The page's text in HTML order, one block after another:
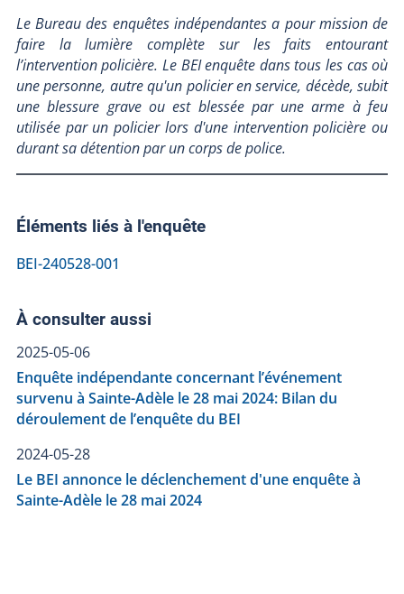
Le Bureau des enquêtes indépendantes a pour mission de
faire la lumière complète sur les faits entourant
l’intervention policière. Le BEI enquête dans tous les cas où
une personne, autre qu'un policier en service, décède, subit
une blessure grave ou est blessée par une arme à feu
utilisée par un policier lors d'une intervention policière ou
durant sa détention par un corps de police.
Éléments liés à l'enquête
BEI-240528-001
À consulter aussi
2025-05-06
Enquête indépendante concernant l’événement
survenu à Sainte-Adèle le 28 mai 2024: Bilan du
déroulement de l’enquête du BEI
2024-05-28
Le BEI annonce le déclenchement d'une enquête à
Sainte-Adèle le 28 mai 2024